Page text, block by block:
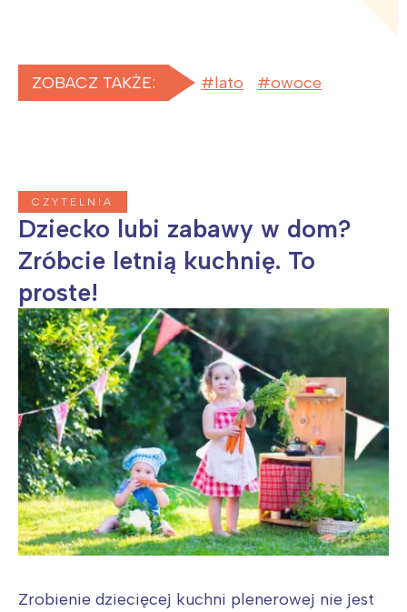
ZOBACZ TAKŻE: lato owoce
CZYTELNIA
Dziecko lubi zabawy w dom?
Zróbcie letnią kuchnię. To
proste!
Zrobienie dziecięcej kuchni plenerowej nie jest
Interesują mnie wydarzenia z
tego regionu:
Trójmiasto
Poznań
Wrocław
Północ
Wszystkie
Wybieram